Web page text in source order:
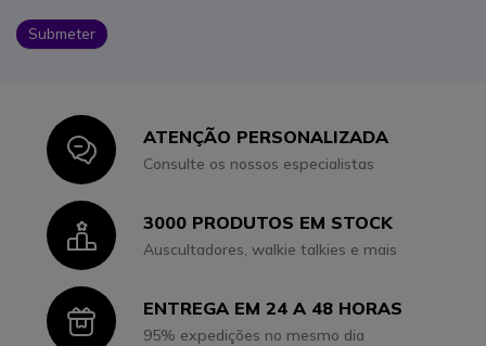
Submeter
IconATENÇÃO PERSONALIZADA
Consulte os nossos especialistas
Icon3000 PRODUTOS EM STOCK
Auscultadores, walkie talkies e mais
IconENTREGA EM 24 A 48 HORAS
95% expedições no mesmo dia